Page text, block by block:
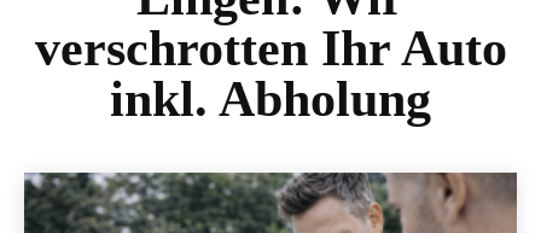
verschrotten Ihr Auto
inkl. Abholung